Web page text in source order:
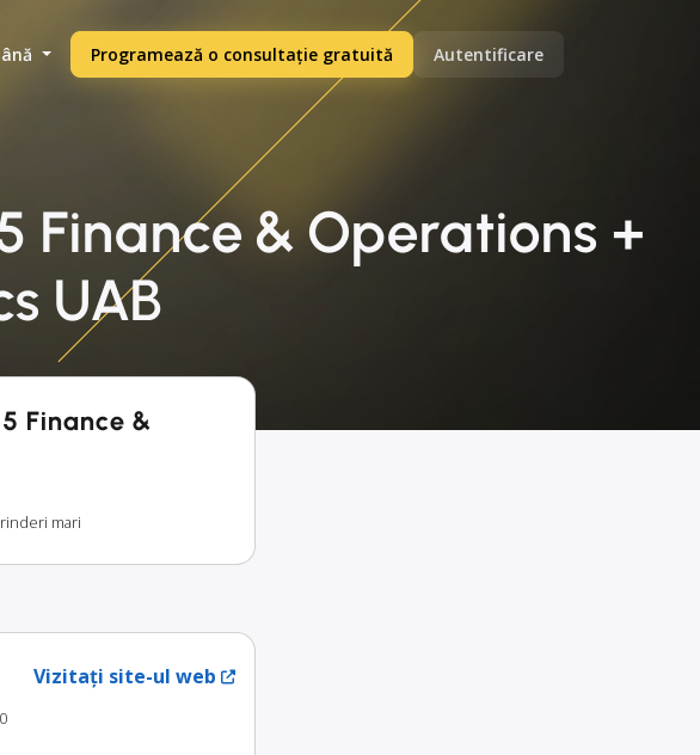
Programează o consultație gratuită Autentificare
Finance & Operations +
UAB
Finance &
mari
Vizitați site-ul web